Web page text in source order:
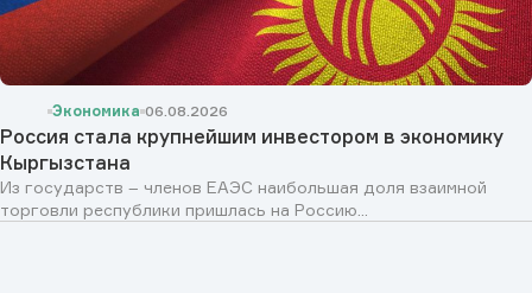
Экономика 06.08.2026
Россия стала крупнейшим инвестором в экономику
Кыргызстана
Из государств – членов ЕАЭС наибольшая доля взаимной
торговли республики пришлась на Россию...